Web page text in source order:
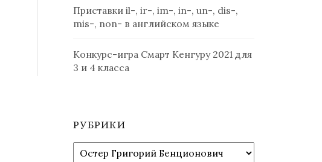
Приставки il-, ir-, im-, in-, un-, dis-,
mis-, non- в английском языке
Конкурс-игра Смарт Кенгуру 2021 для
3 и 4 класса
РУБРИКИ
Рубрики